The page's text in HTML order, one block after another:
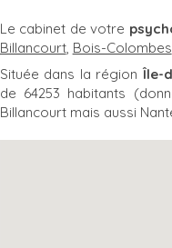
Le cabinet de votre
Billancourt, Bois-Colombes
Située dans la région Île-
de 64253 habitants
Billancourt mais aussi